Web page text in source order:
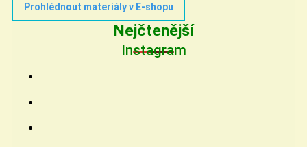
Prohlédnout materiály v E-shopu
Nejčtenější
Instagram